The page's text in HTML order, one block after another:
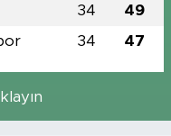
34 49
34 47